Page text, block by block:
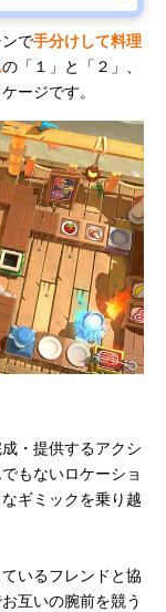
で手分けして料理
の「１」と「２」、
ージです。
・提供するアクシ
もないロケーショ
ギミックを乗り越
いるフレンドと協
互いの腕前を競う